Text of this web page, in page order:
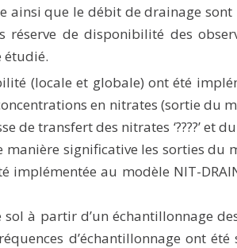
ainsi que le débit de drainage
réserve de disponibilité des
étudié.
(locale et globale) ont été
en nitrates (sortie du
de transfert des nitrates ‘????’ et
manière significative les sorties du
implémentée au modèle NIT-
à partir d’un échantillonnage
d’échantillonnage ont